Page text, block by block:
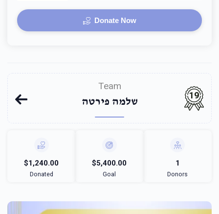
Donate Now
Team
שלמה פירטה
19
$1,240.00
Donated
$5,400.00
Goal
1
Donors